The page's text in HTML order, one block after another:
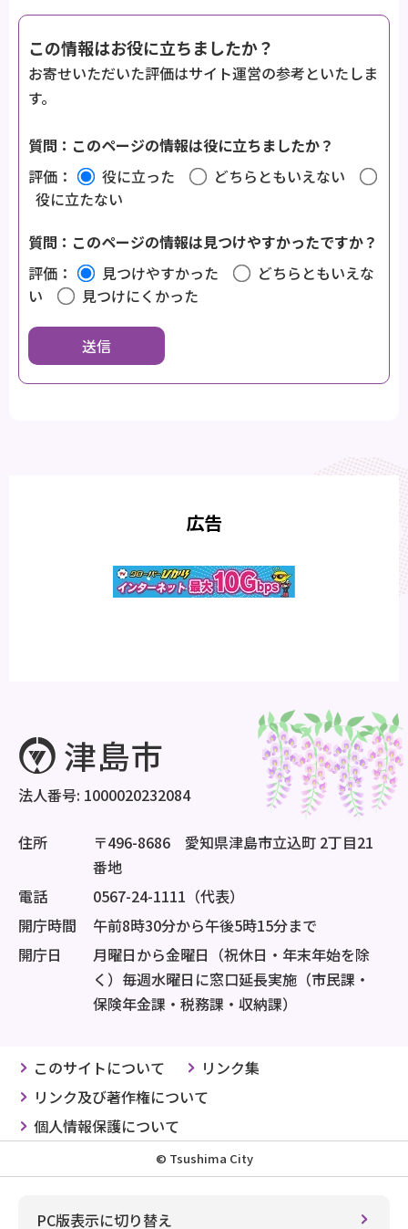
この情報はお役に立ちましたか？
お寄せいただいた評価はサイト運営の参考といたしま
す。
質問：このページの情報は役に立ちましたか？
評価：
役に立った
どちらともいえない
役に立たない
質問：このページの情報は見つけやすかったですか？
評価：
見つけやすかった
どちらともいえな
い
見つけにくかった
広告
法人番号: 1000020232084
住所
〒496-8686 愛知県津島市立込町 2丁目21
番地
電話
0567-24-1111（代表）
開庁時間
午前8時30分から午後5時15分まで
開庁日
月曜日から金曜日（祝休日・年末年始を除
く）毎週水曜日に窓口延長実施（市民課・
保険年金課・税務課・収納課）
このサイトについて
リンク集
リンク及び著作権について
個人情報保護について
© Tsushima City
PC版表示に切り替え